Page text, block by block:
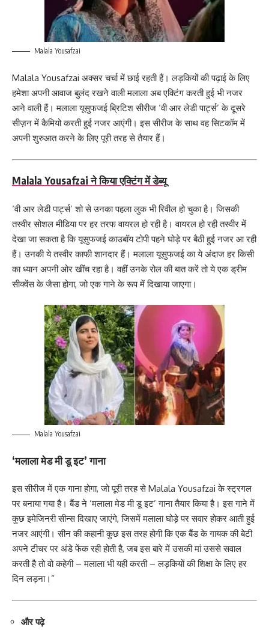
Malala Yousafzai
Malala Yousafzai अक्सर चर्चा में छाई रहती हैं। लड़कियों की पढ़ाई के लिए
हमेशा अपनी आवाज बुलंद रखने वाली मलाला अब एक्टिंग करती हुई भी नजर
आने वाली हैं। मलाला यूसुफजई ब्रिटिश सीरीज ‘वी आर लेडी पार्ट्स’ के दूसरे
सीज़न में कैमियो करती हुई नजर आएंगी। इस सीरीज के साथ वह सिटकॉम में
अपनी शुरुआत करने के लिए पूरी तरह से तैयार हैं।
Malala Yousafzai ने किया एक्टिंग में डेब्यू
‘वी आर लेडी पार्ट्स’ शो से उनका पहला लुक भी रिवील हो चुका है। जिसकी
तस्वीर सोशल मीडिया पर हर तरफ वायरल हो रही है। वायरल हो रही तस्वीर में
देखा जा सकता है कि यूसुफजई काउबॉय टोपी पहने घोड़े पर बैठी हुई नजर आ रही
हैं। उनकी ये तस्वीर काफी शानदार हैं। मलाला यूसुफजई का ये अंदाज हर किसी
का ध्यान अपनी ओर खींच रहा है। वहीं उनके रोल की बात करें तो ये एक ड्रीम
सीक्वेंस के जैसा होगा, जो एक गाने के रूप में दिखाया जाएगा।
Malala Yousafzai
‘मलाला मेड मी डू इट’ गाना
इस सीरीज में एक गाना होगा, जो पूरी तरह से Malala Yousafzai के स्ट्रगल
पर बनाया गया है। बैंड ने ‘मलाला मेड मी डू इट’ गाना तैयार किया है। इस गाने में
कुछ इमेजिनरी सीन्स दिखाए जाएंगे, जिसमें मलाला घोड़े पर सवार होकर आती हुई
नजर आएंगी। सीन की कहानी कुछ इस तरह होगी कि एक बैंड के गायक की बेटी
अपने टीचर पर अंडे फेंक रही होती है, जब इस बारे में उसकी मां उससे सवाल
करती है तो वो कहेगी – मलाला भी यही करती – लड़कियों की शिक्षा के लिए हर
दिन लड़ना।”
और पढ़े